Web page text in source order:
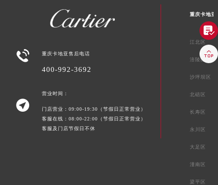
 重庆卡地亚售后电话
400-992-3692

营业时间：
门店营业：09:00-19:30（节假日正常营业）
客服在线：08:00-22:00（节假日正常营业）
客服及门店节假日不休
重庆卡地亚
江北区
涪陵区
沙坪坝区
北碚区
长寿区
永川区
大足区
潼南区
梁平区

